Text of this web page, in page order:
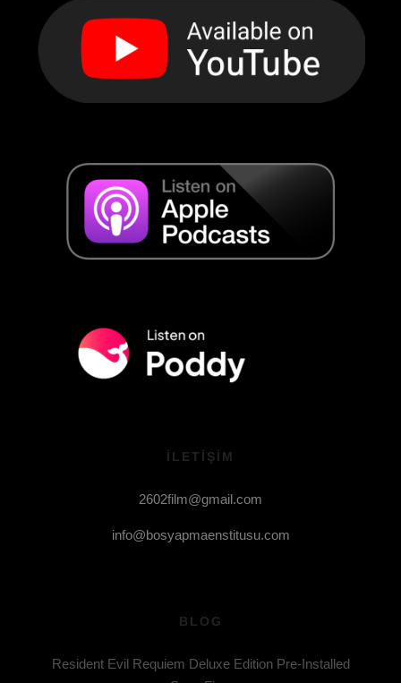
ILETIŞIM
2602film@gmail.com
info@bosyapmaenstitusu.com
BLOG
Resident Evil Requiem Deluxe Edition Pre-Installed